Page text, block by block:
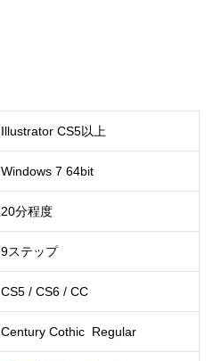
Illustrator CS5以上
Windows 7 64bit
20分程度
9ステップ
CS5 / CS6 / CC
Century Cothic Regular